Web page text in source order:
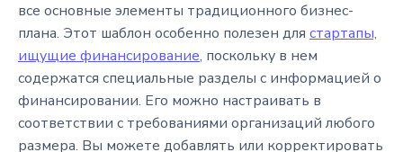
все основные элементы традиционного бизнес-
плана. Этот шаблон особенно полезен для стартапы,
ищущие финансирование, поскольку в нем
содержатся специальные разделы с информацией о
финансировании. Его можно настраивать в
соответствии с требованиями организаций любого
размера. Вы можете добавлять или корректировать